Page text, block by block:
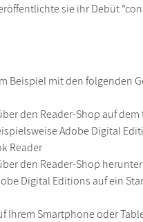
sie ihr Debüt
Beispiel mit den folgenden
den Reader-Shop auf
Adobe Digital
Reader
den Reader-Shop
Digital Editions auf ein
Ihrem Smartphone oder